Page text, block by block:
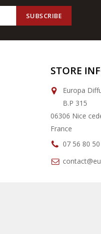
STORE
Europa
B.P 315
06306 Nice
France
07 56 80